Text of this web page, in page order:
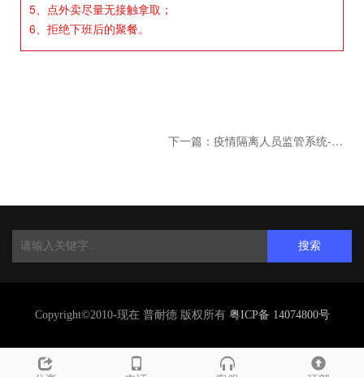
5、点外卖尽量无接触拿取；
6、拒绝下班后的聚餐。
下一篇：疫情隔离人员监管系统-GSM/NB-lot电子封条
搜索
Copyright©2010-现在 普耐德 版权所有粤ICP备 14074800号